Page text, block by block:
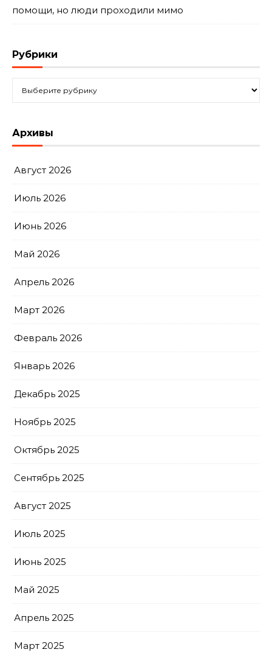
помощи, но люди проходили мимо
Рубрики
Архивы
Август 2026
Июль 2026
Июнь 2026
Май 2026
Апрель 2026
Март 2026
Февраль 2026
Январь 2026
Декабрь 2025
Ноябрь 2025
Октябрь 2025
Сентябрь 2025
Август 2025
Июль 2025
Июнь 2025
Май 2025
Апрель 2025
Март 2025